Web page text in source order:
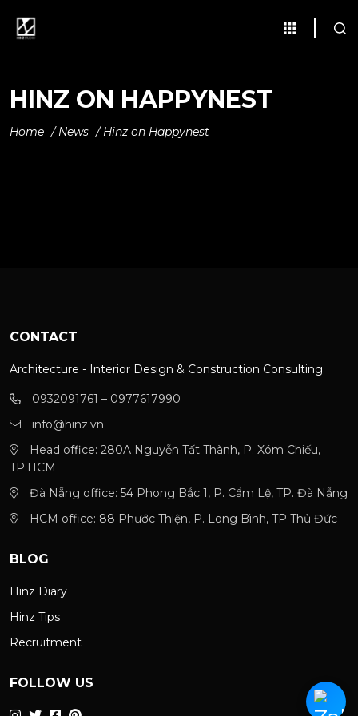
HINZ ON HAPPYNEST
Home /News /Hinz on Happynest
CONTACT
Architecture - Interior Design & Construction Consulting
0932091761 – 0977617990
info@hinz.vn
Head office: 280A Nguyễn Tất Thành, P. Xóm Chiếu,
TP.HCM
Đà Nẵng office: 54 Phong Bắc 1, P. Cẩm Lệ, TP. Đà Nẵng
HCM office: 88 Phước Thiện, P. Long Bình, TP Thủ Đức
BLOG
Hinz Diary
Hinz Tips
Recruitment
FOLLOW US